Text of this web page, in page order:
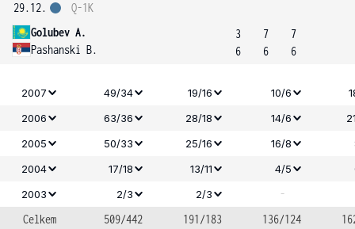
29.12.
Golubev A.
Pashanski B.
Q-1K
3
6
7
6
7
6
2007 49/34 19/16 10/6
2006
63/36 28/18 14/6
2005
50/33 25/16 16/8
2004
17/18 13/11 4/5
2003
2/3 2/3
-
Celkem
509/442 191/183 136/124